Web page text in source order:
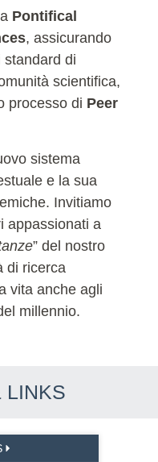
Pontifical
, assicurando
standard di
scientifica,
processo di Peer
sistema
e la sua
Invitiamo
appassionati a
” del nostro
di ricerca
vita anche agli
millennio.
LINKS